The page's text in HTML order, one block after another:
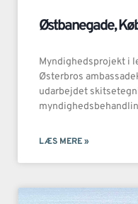
Østbanegade,
Myndighedsprojekt i
Østerbros
udarbejdet
LÆS MERE »